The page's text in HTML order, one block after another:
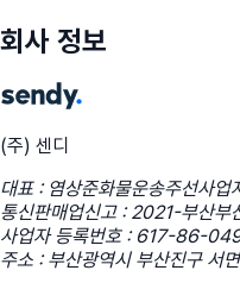
회사 정보
(주) 센디
대표 : 염상준화물운송주선사
통신판매업신고 : 2021-부산
사업자 등록번호 : 617-86-
주소 : 부산광역시 부산진구 서